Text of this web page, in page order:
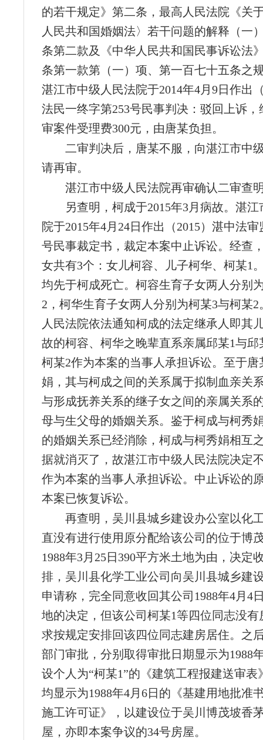
的若干规定》第二条，最高人民法院《关
人民共和国婚姻法〉若干问题的解释（一
条第二款及《中华人民共和国民事诉讼法
条第一款第（一）项、第一百七十五条之
湛江市中级人民法院于2014年4月9日作出
法民一终字第253号民事判决：驳回上诉
审案件受理费300元，由唐某负担。
二审判决后，唐某不服，向湛江市中
请再审。
湛江市中级人民法院再审确认二审查
另查明，柯成于2015年3月病故。湛
院于2015年4月24日作出（2015）湛中法
号民事裁定书，裁定本案中止诉讼。经查
女共有3个：女儿柯容、儿子柯华、柯某1
均先于柯成死亡。柯容生育子女两人分别
2，柯华生育子女两人分别为柯某3与柯某
人民法院依法通知柯成的法定继承人即其
故的柯容、柯华之晚辈直系亲属邱某1与邱
柯某2作为本案的当事人承担诉讼。至于唐
娟，其与柯成之间的关系属于拟制血亲关
与形成抚养关系的继子女之间的亲属关系
母与生父母的婚姻关系。鉴于柯成与柯秀
的婚姻关系已经消除，柯成与柯秀娟相互
据就消灭了，故湛江市中级人民法院决定
作为本案的当事人承担诉讼。中止诉讼的
本案已恢复诉讼。
再查明，吴川县城乡建设办公室以化
直没有进行使用原分配给该公司的位于博
1988年3月25日390平方米土地为由，决定
排，吴川县化学工业公司向吴川县城乡建
申请称，完全同意收回其公司1988年4月4
地的决定，但该公司柯某1等四位同志没有
求按规定安排回该四位同志建房居住。之
部门审批，分别取得审批日期显示为1988
设个人为“柯某1”的《建筑工程报建送审表
均显示为1988年4月6日的《基建用地批准
施工许可证》，以建设位于吴川博茂坡香
屋，亦即本案争议的34号房屋。